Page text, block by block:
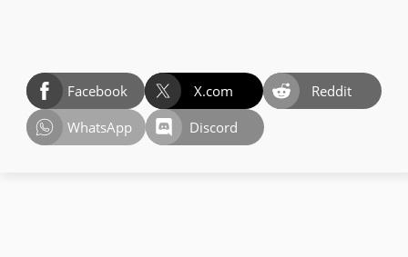
Facebook X.com
Reddit
WhatsApp
Discord